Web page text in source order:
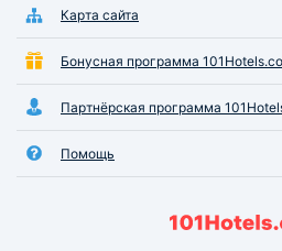
Карта сайта
Бонусная программа
Партнёрская программа
Помощь